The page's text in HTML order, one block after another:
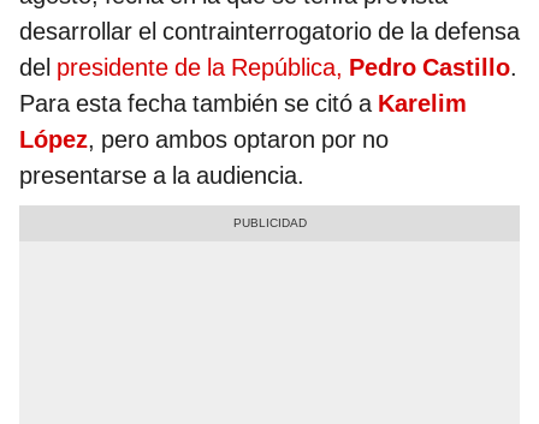
desarrollar el contrainterrogatorio de la defensa
del presidente de la República, Pedro Castillo.
Para esta fecha también se citó a Karelim
López, pero ambos optaron por no
presentarse a la audiencia.